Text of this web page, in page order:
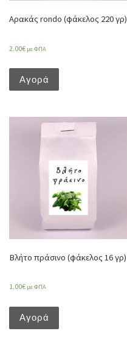
Αρακάς rondo (φάκελος 220 γρ)
2.00€ με ΦΠΑ
Αγορά
Βλήτο πράσινο (φάκελος 16 γρ)
1.00€ με ΦΠΑ
Αγορά